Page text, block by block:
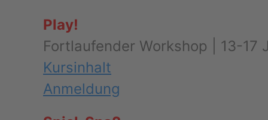
Play!
Fortlaufender Workshop | 13-17
Kursinhalt
Anmeldung